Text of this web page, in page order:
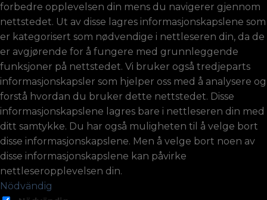
forbedre opplevelsen din mens du navigerer gjennom
nettstedet. Ut av disse lagres informasjonskapslene som
er kategorisert som nødvendige i nettleseren din, da de
er avgjørende for å fungere med grunnleggende
funksjoner på nettstedet. Vi bruker også tredjeparts
informasjonskapsler som hjelper oss med å analysere og
forstå hvordan du bruker dette nettstedet. Disse
informasjonskapslene lagres bare i nettleseren din med
ditt samtykke. Du har også muligheten til å velge bort
disse informasjonskapslene. Men å velge bort noen av
disse informasjonskapslene kan påvirke
nettleseropplevelsen din.
Nödvändig